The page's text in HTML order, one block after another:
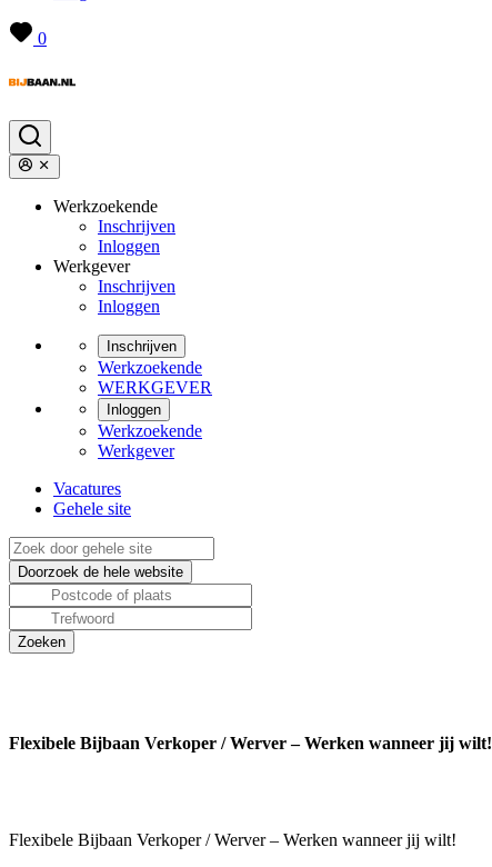
0
Werkzoekende
Inschrijven
Inloggen
Werkgever
Inschrijven
Inloggen
Inschrijven
Werkzoekende
WERKGEVER
Inloggen
Werkzoekende
Werkgever
Vacatures
Gehele site
Flexibele Bijbaan Verkoper / Werver – Werken wanneer jij wilt!
Flexibele Bijbaan Verkoper / Werver – Werken wanneer jij wilt!